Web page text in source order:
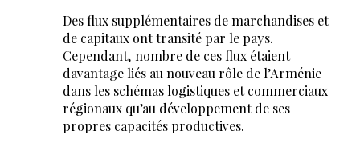
Des flux supplémentaires de marchandises et
de capitaux ont transité par le pays.
Cependant, nombre de ces flux étaient
davantage liés au nouveau rôle de l’Arménie
dans les schémas logistiques et commerciaux
régionaux qu’au développement de ses
propres capacités productives.